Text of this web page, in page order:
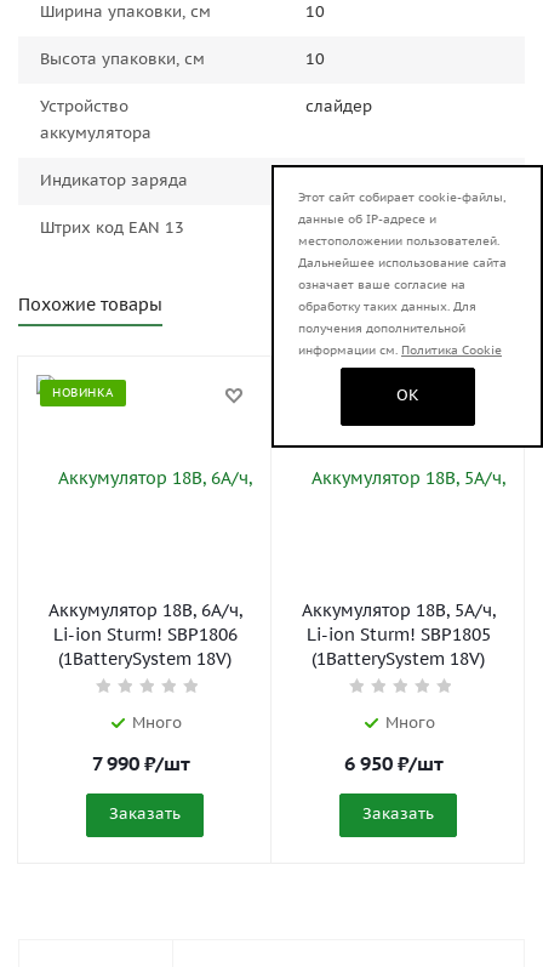
Ширина упаковки, см 10
Высота упаковки, см 10
Устройство
аккумулятора
слайдер
Индикатор заряда
Штрих код EAN 13 4603010102410
Похожие товары
НОВИНКА
Аккумулятор 18В, 6А/ч,
Li-ion Sturm! SBP1806
(1BatterySystem 18V)
Много
7 990₽/шт
Заказать
Аккумулятор 18В, 5А/ч,
Li-ion Sturm! SBP1805
(1BatterySystem 18V)
Много
6 950 ₽/шт
Заказать
Этот сайт собирает cookie-файлы,
данные об IP-адресе и
местоположении пользователей.
Дальнейшее использование сайта
означает ваше согласие на
обработку таких данных. Для
получения дополнительной
информации см. Политика Cookie
OK